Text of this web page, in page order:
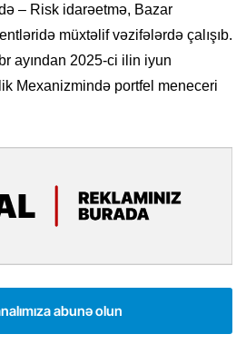
– Risk idarəetmə, Bazar
müxtəlif vəzifələrdə çalışıb.
ayından 2025-ci ilin iyun
Mexanizmində portfel meneceri
abunə olun